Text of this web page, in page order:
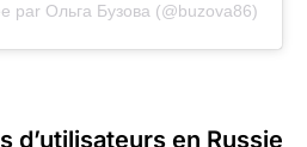
par Ольга Бузова (@buzova86)
d’utilisateurs en Russie